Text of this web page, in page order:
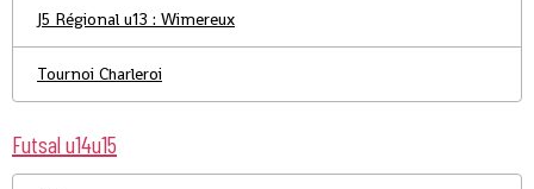
J5 Régional u13 : Wimereux
Tournoi Charleroi
Futsal u14u15